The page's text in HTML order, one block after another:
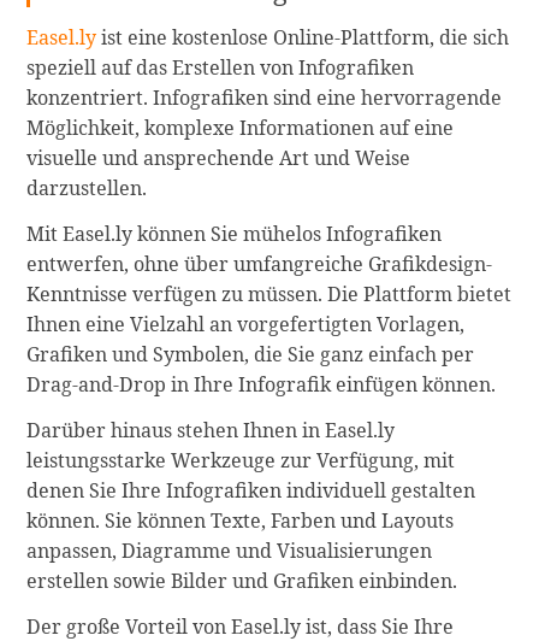
Easel.lyist eine kostenlose Online-Plattform, die sich
speziell auf das Erstellen von Infografiken
konzentriert. Infografiken sind eine hervorragende
Möglichkeit, komplexe Informationen auf eine
visuelle und ansprechende Art und Weise
darzustellen.
Mit Easel.ly können Sie mühelos Infografiken
entwerfen, ohne über umfangreiche Grafikdesign-
Kenntnisse verfügen zu müssen. Die Plattform bietet
Ihnen eine Vielzahl an vorgefertigten Vorlagen,
Grafiken und Symbolen, die Sie ganz einfach per
Drag-and-Drop in Ihre Infografik einfügen können.
Darüber hinaus stehen Ihnen in Easel.ly
leistungsstarke Werkzeuge zur Verfügung, mit
denen Sie Ihre Infografiken individuell gestalten
können. Sie können Texte, Farben und Layouts
anpassen, Diagramme und Visualisierungen
erstellen sowie Bilder und Grafiken einbinden.
Der große Vorteil von Easel.ly ist, dass Sie Ihre